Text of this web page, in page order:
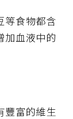
等食物都含
加血液中的
豐富的維生